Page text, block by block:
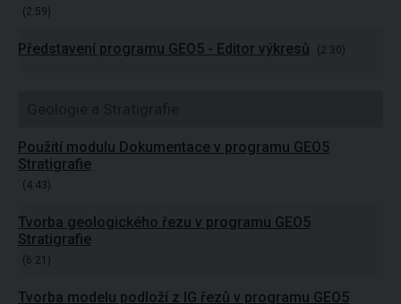
(2:59)
Představení programu GEO5 - Editor výkresů (2:30)
Použití modulu Dokumentace v programu GEO5
Stratigrafie
(4:43)
Tvorba geologického řezu v programu GEO5
Stratigrafie
(6:21)
Tvorba modelu podloží z IG řezů v programu GEO5